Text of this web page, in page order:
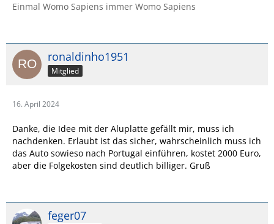
Einmal Womo Sapiens immer Womo Sapiens
ronaldinho1951
Mitglied
16. April 2024
Danke, die Idee mit der Aluplatte gefällt mir, muss ich
nachdenken. Erlaubt ist das sicher, wahrscheinlich muss ich
das Auto sowieso nach Portugal einführen, kostet 2000 Euro,
aber die Folgekosten sind deutlich billiger. Gruß
feger07